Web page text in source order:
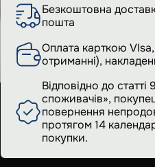
Безкоштовна
пошта
Оплата карткою
отриманні),
Відповідно до
споживачів»,
повернення
протягом 14
покупки.